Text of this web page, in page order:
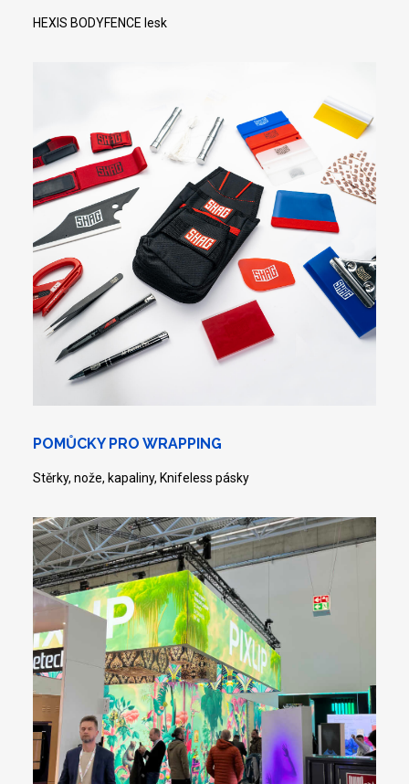
HEXIS BODYFENCE lesk
POMŮCKY PRO WRAPPING
Stěrky, nože, kapaliny, Knifeless pásky